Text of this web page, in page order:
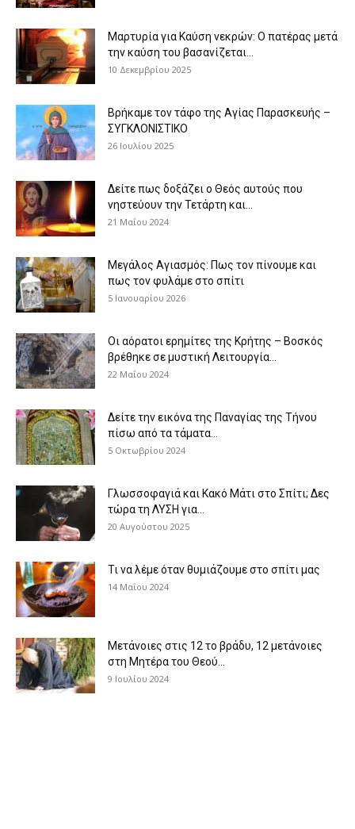
Μαρτυρία για Καύση νεκρών: Ο πατέρας μετά
την καύση του βασανίζεται...
10 Δεκεμβρίου 2025
Βρήκαμε τον τάφο της Αγίας Παρασκευής –
ΣΥΓΚΛΟΝΙΣΤΙΚΟ
26 Ιουλίου 2025
Δείτε πως δοξάζει ο Θεός αυτούς που
νηστεύουν την Τετάρτη και...
21 Μαΐου 2024
Μεγάλος Αγιασμός: Πως τον πίνουμε και
πως τον φυλάμε στο σπίτι
5 Ιανουαρίου 2026
Οι αόρατοι ερημίτες της Κρήτης – Βοσκός
βρέθηκε σε μυστική Λειτουργία...
22 Μαΐου 2024
Δείτε την εικόνα της Παναγίας της Τήνου
πίσω από τα τάματα...
5 Οκτωβρίου 2024
Γλωσσοφαγιά και Κακό Μάτι στο Σπίτι; Δες
τώρα τη ΛΥΣΗ για...
20 Αυγούστου 2025
Τι να λέμε όταν θυμιάζουμε στο σπίτι μας
14 Μαΐου 2024
Μετάνοιες στις 12 το βράδυ, 12 μετάνοιες
στη Μητέρα του Θεού...
9 Ιουλίου 2024